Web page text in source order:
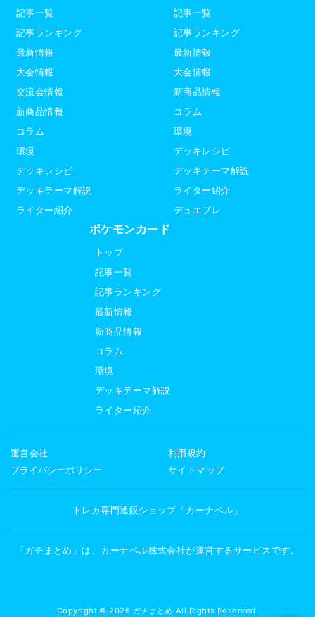
記事一覧
記事ランキング
最新情報
大会情報
交流会情報
新商品情報
コラム
環境
デッキレシピ
デッキテーマ解説
ライター紹介
記事一覧
記事ランキング
最新情報
大会情報
新商品情報
コラム
環境
デッキレシピ
デッキテーマ解説
ライター紹介
デュエプレ
ポケモンカード
トップ
記事一覧
記事ランキング
最新情報
新商品情報
コラム
環境
デッキテーマ解説
ライター紹介
運営会社
利用規約
プライバシーポリシー
サイトマップ
トレカ専門通販ショップ「カーナベル」
「ガチまとめ」は、カーナベル株式会社が運営するサービスです。
Copyright © 2026 ガチまとめ All Rights Reserved.